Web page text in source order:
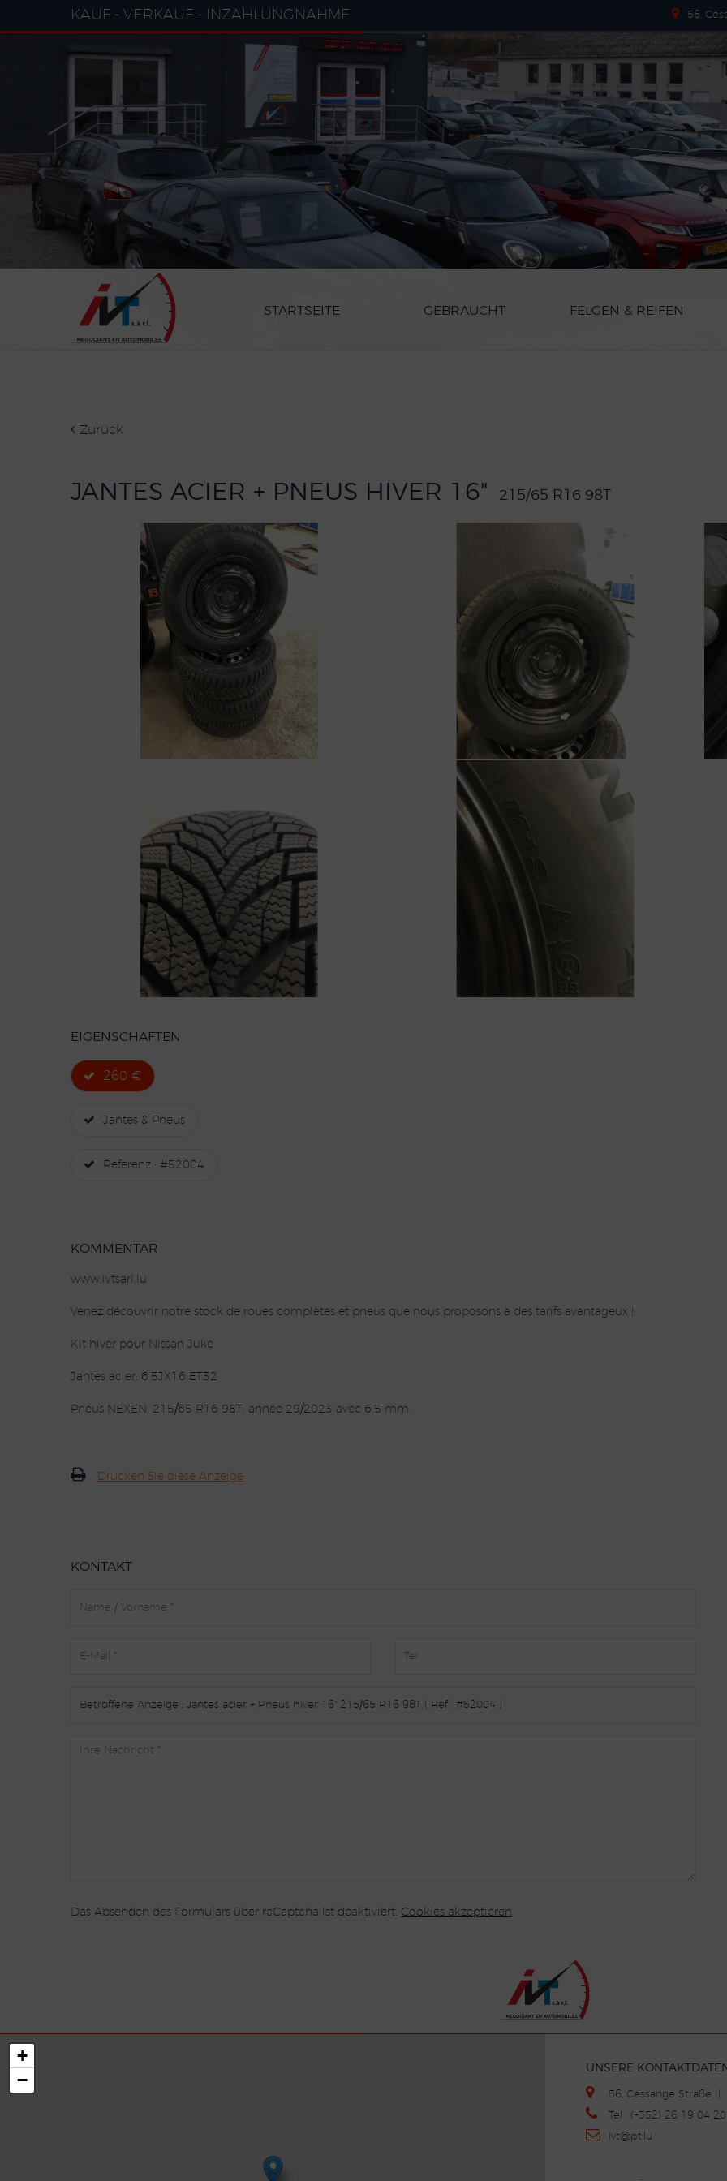
KAUF - VERKAUF - INZAHLUNGNAHME 56,
STARTSEITE GEBRAUCHT FELGEN & REIFEN
Zurück
JANTES ACIER + PNEUS HIVER 16" 215/65 R16 98T
EIGENSCHAFTEN
260 €
Jantes & Pneus
Referenz : #52004
KOMMENTAR
www.ivtsarl.lu
Venez découvrir notre stock de roues complètes et pneus que nous proposons à des tarifs avantageux !!
Kit hiver pour Nissan Juke.
Jantes acier: 6,5JX16 ET32
Pneus NEXEN, 215/65 R16 98T, année 29/2023 avec 6,5 mm.
Drucken Sie diese Anzeige
KONTAKT
Das Absenden des Formulars über reCaptcha ist deaktiviert. Cookies akzeptieren
+
−
UNSERE
56, Cessange Straße
Tel : (+352) 26 19 04
ivt@pt.lu
Cookie-Einstellungen